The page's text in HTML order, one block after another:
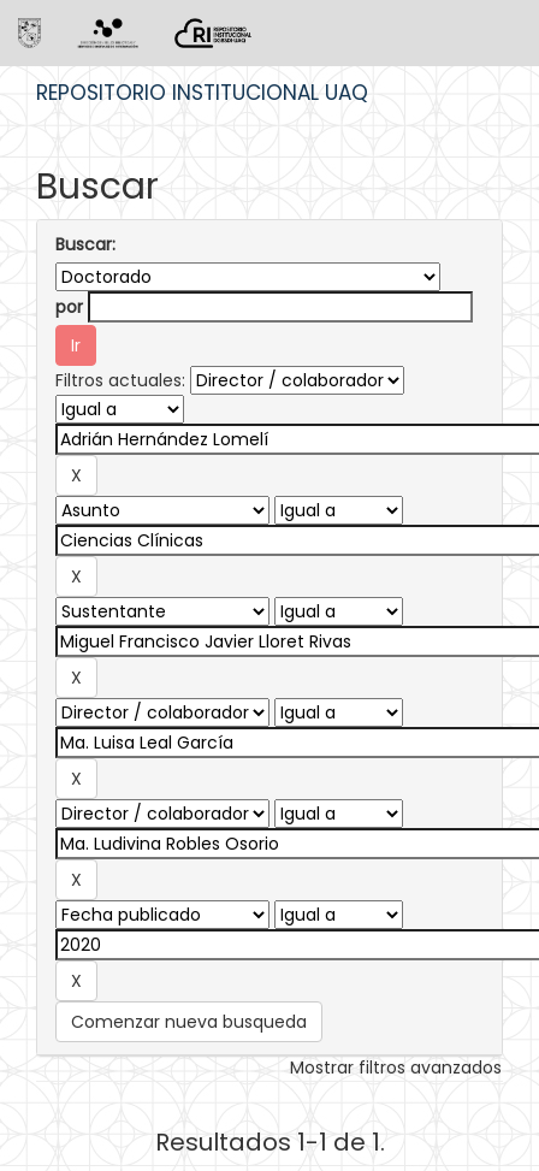
REPOSITORIO INSTITUCIONAL UAQ
Buscar
Buscar:
por
Filtros actuales:
Comenzar nueva busqueda
Mostrar filtros avanzados
Resultados 1-1 de 1.